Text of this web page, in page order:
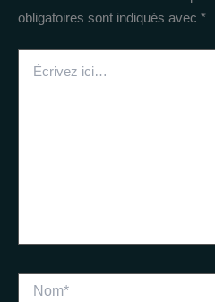
obligatoires sont indiqués avec *
ici…
Nom*